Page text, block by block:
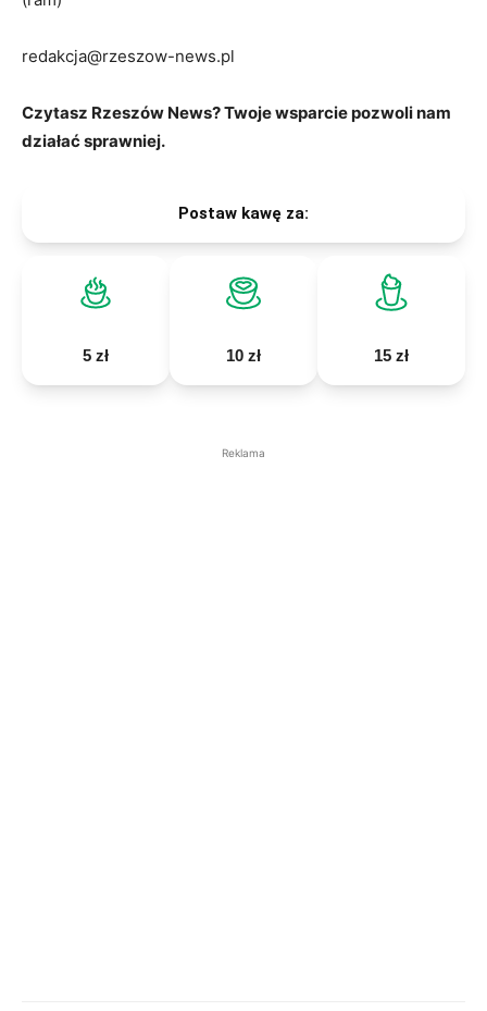
redakcja@rzeszow-news.pl
Czytasz Rzeszów News? Twoje wsparcie pozwoli nam
działać sprawniej.
Postaw kawę za:
5 zł 10 zł 15 zł
Reklama